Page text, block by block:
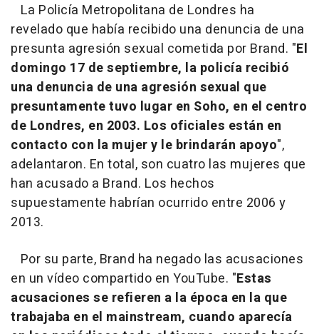
La Policía Metropolitana de Londres ha
revelado que había recibido una denuncia de una
presunta agresión sexual cometida por Brand. "El
domingo 17 de septiembre, la policía recibió
una denuncia de una agresión sexual que
presuntamente tuvo lugar en Soho, en el centro
de Londres, en 2003. Los oficiales están en
contacto con la mujer y le brindarán apoyo",
adelantaron. En total, son cuatro las mujeres que
han acusado a Brand. Los hechos
supuestamente habrían ocurrido entre 2006 y
2013.
Por su parte, Brand ha negado las acusaciones
en un vídeo compartido en YouTube. "Estas
acusaciones se refieren a la época en la que
trabajaba en el mainstream, cuando aparecía